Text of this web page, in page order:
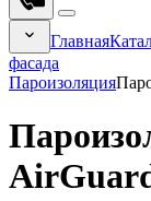
Главная
фасада
Пароизоляция